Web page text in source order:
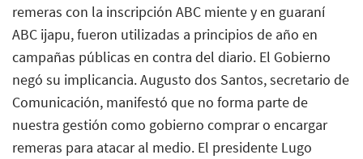
remeras con la inscripción ABC miente y en guaraní
ABC ijapu, fueron utilizadas a principios de año en
campañas públicas en contra del diario. El Gobierno
negó su implicancia. Augusto dos Santos, secretario de
Comunicación, manifestó que no forma parte de
nuestra gestión como gobierno comprar o encargar
remeras para atacar al medio. El presidente Lugo